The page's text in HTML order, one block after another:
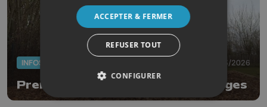
INFOS 27/03/2026
Première plaine de jeux à Wasseiges
ACCEPTER & FERMER
REFUSER TOUT
CONFIGURER